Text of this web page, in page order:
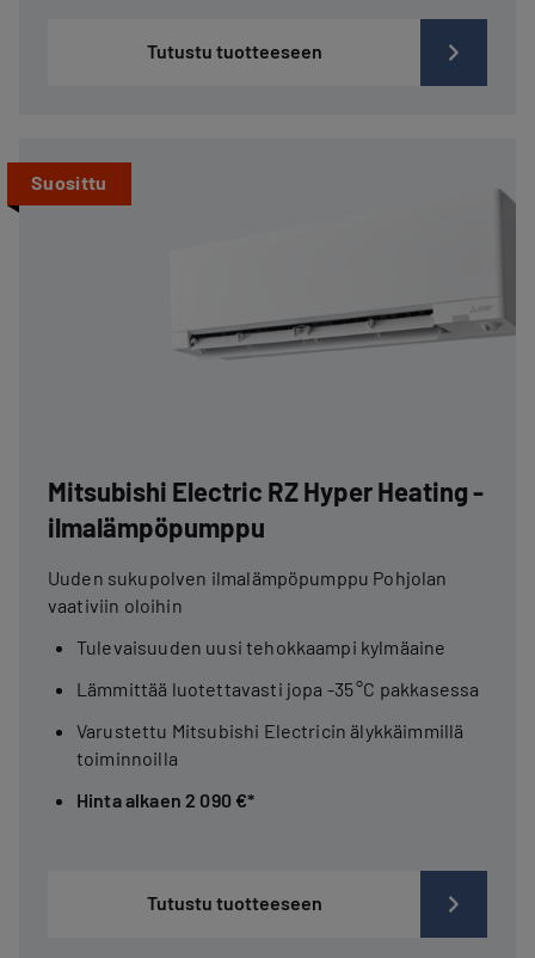
Tutustu tuotteeseen
Suosittu
Mitsubishi Electric RZ Hyper Heating -
ilmalämpöpumppu
Uuden sukupolven ilmalämpöpumppu Pohjolan
vaativiin oloihin
Tulevaisuuden uusi tehokkaampi kylmäaine
Lämmittää luotettavasti jopa -35 °C pakkasessa
Varustettu Mitsubishi Electricin älykkäimmillä
toiminnoilla
Hinta alkaen 2 090 €*
Tutustu tuotteeseen